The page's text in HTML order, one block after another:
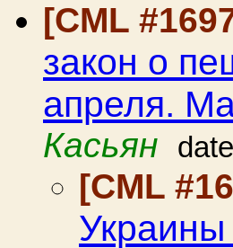
[CML
закон о
апреля.
Касьян
[CML
Украины